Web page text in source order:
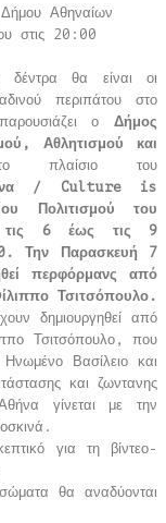
Αθηναίων
στις 20:00
θα είναι οι
περιπάτου στο
ο Δήμος
Αθλητισμού και
πλαίσιο του
/ Culture is
Πολιτισμού του
6 έως τις 9
Την Παρασκευή 7
περφόρμανς από
Τσιτσόπουλο.
δημιουργηθεί από
Τσιτσόπουλο, που
Βασίλειο και
και ζωντανης
γίνεται με την
για τη βίντεο-
θα αναδύονται